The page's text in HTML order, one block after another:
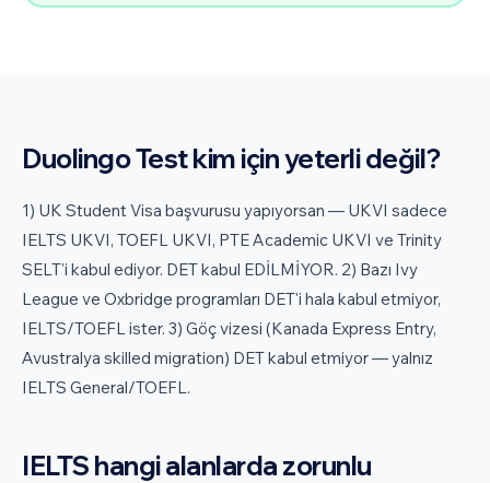
Duolingo Test kim için yeterli değil?
1) UK Student Visa başvurusu yapıyorsan — UKVI sadece
IELTS UKVI, TOEFL UKVI, PTE Academic UKVI ve Trinity
SELT'i kabul ediyor. DET kabul EDİLMİYOR. 2) Bazı Ivy
League ve Oxbridge programları DET'i hala kabul etmiyor,
IELTS/TOEFL ister. 3) Göç vizesi (Kanada Express Entry,
Avustralya skilled migration) DET kabul etmiyor — yalnız
IELTS General/TOEFL.
IELTS hangi alanlarda zorunlu